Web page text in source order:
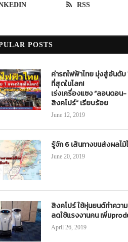
RSS
POSTS
ค่ารถไฟฟ้าไทย มุ่งสู่อันดับ
ที่สุดในโลก!
เร่งเครื่องแซง “ลอนดอน-
สิงคโปร์” เรียบร้อย
June 12, 2019
รู้จัก 6 เส้นทางขนส่งผลไม้
June 20, 2019
สิงคโปร์ ใช้หุ่นยนต์ทำควา
ลดใช้แรงงานคน เพิ่ม
April 26, 2019